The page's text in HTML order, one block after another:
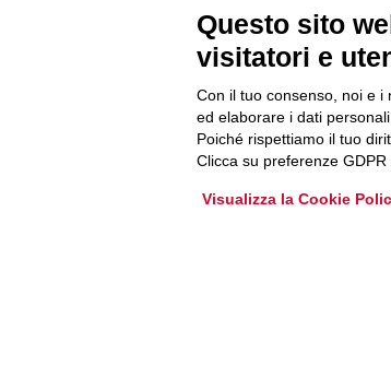
Accedi o iscriviti alla nostra Newsletter
Informazioni per restare sempre aggiornati
mondo della cooperazione.
Questo sito
visitatori e
Con il tuo consenso, noi e i
ed elaborare i dati
Poiché rispettiamo il tuo
Clicca su preferenze GDPR
Visualizza la Cookie